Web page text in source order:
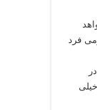
فرد